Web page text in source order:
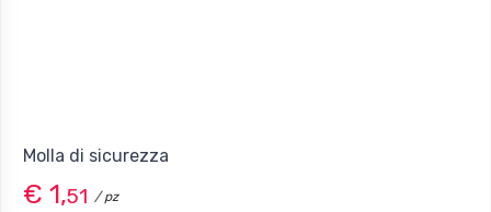
Molla di sicurezza
€ 1,51 / pz